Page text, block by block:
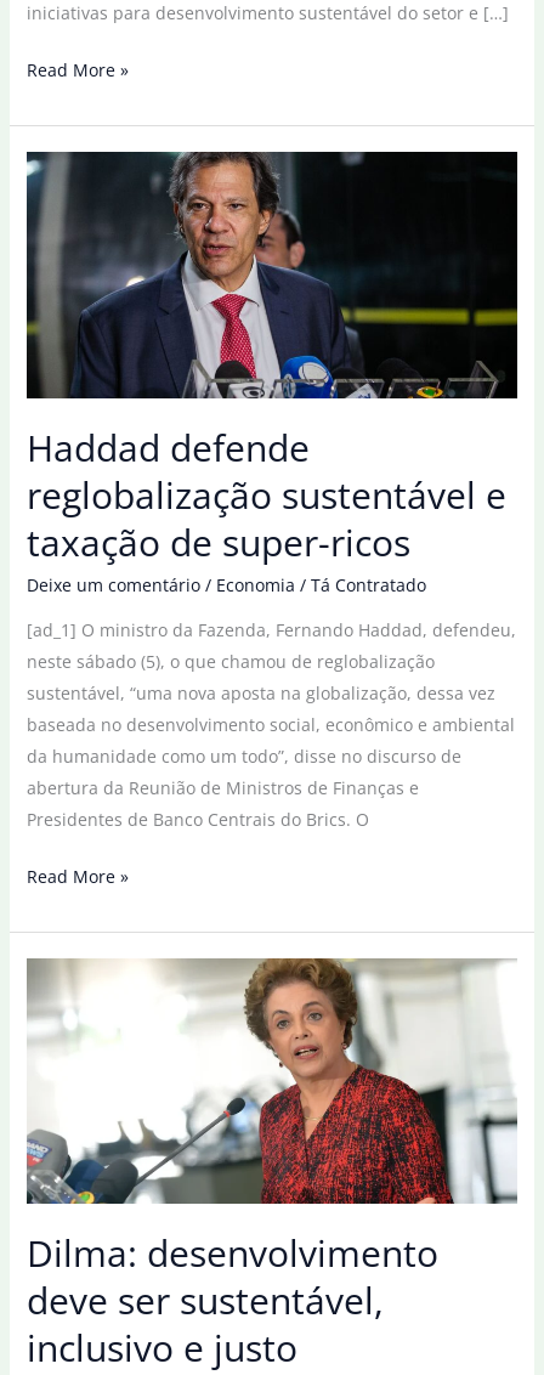
iniciativas para desenvolvimento sustentável do setor e […]
Comitê
expansão
sustentável
da
pesca
esportiva
Read More »
Haddad defende
reglobalização sustentável e
taxação de super-ricos
Deixe um comentário / Economia / Tá Contratado
[ad_1] O ministro da Fazenda, Fernando Haddad, defendeu,
neste sábado (5), o que chamou de reglobalização
sustentável, “uma nova aposta na globalização, dessa vez
baseada no desenvolvimento social, econômico e ambiental
da humanidade como um todo”, disse no discurso de
abertura da Reunião de Ministros de Finanças e
Presidentes de Banco Centrais do Brics. O
Haddad
reglobalização
sustentável
e
taxação
ricos
Read More »
Dilma: desenvolvimento
deve ser sustentável,
inclusivo e justo